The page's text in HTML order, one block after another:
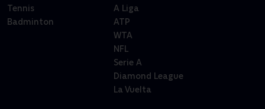
Tennis
Badminton
A Liga
ATP
WTA
NFL
Serie A
Diamond League
La Vuelta